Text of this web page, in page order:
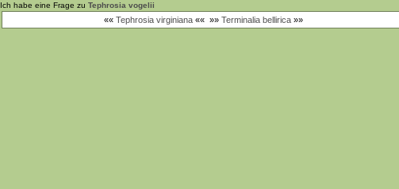
Ich habe eine Frage zu Tephrosia vogelii
«« Tephrosia virginiana«« »» Terminalia bellirica»»